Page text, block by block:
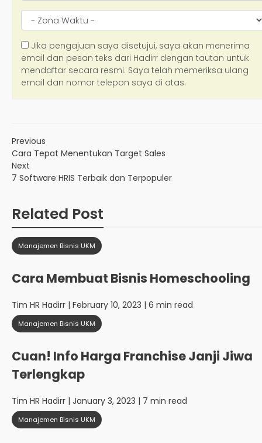
Previous
Cara Tepat Menentukan Target Sales
Next
7 Software HRIS Terbaik dan Terpopuler
Related Post
Manajemen Bisnis UKM
Cara Membuat Bisnis Homeschooling
Tim HR Hadirr | February 10, 2023 | 6 min read
Manajemen Bisnis UKM
Cuan! Info Harga Franchise Janji Jiwa
Terlengkap
Tim HR Hadirr | January 3, 2023 | 7 min read
Manajemen Bisnis UKM